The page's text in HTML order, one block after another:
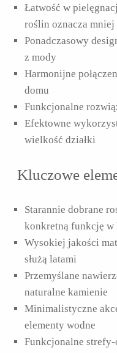
Łatwość w
roślin oznacza
Ponadczasowy
z mody
Harmonijne
domu
Funkcjonalne
Efektowne
wielkość działki
Kluczowe
Starannie dobrane
konkretną funkcję w
Wysokiej jakości
służą latami
Przemyślane
naturalne kamienie
Minimalistyczne
elementy wodne
Funkcjonalne